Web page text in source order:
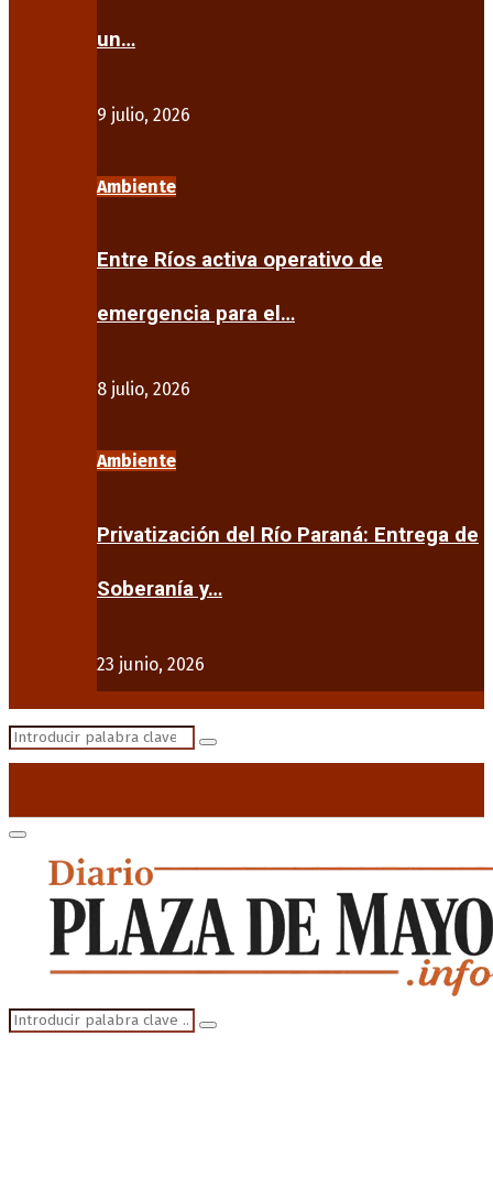
un…
9 julio, 2026
Ambiente
Entre Ríos activa operativo de
emergencia para el…
8 julio, 2026
Ambiente
Privatización del Río Paraná: Entrega de
Soberanía y…
23 junio, 2026
Search
Search
Primary
Menu
Search
for:
Search